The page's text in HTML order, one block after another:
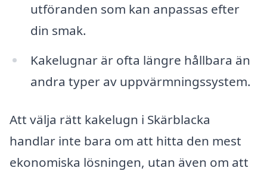
utföranden som kan anpassas efter
din smak.
Kakelugnar är ofta längre hållbara än
andra typer av uppvärmningssystem.
Att välja rätt kakelugn i Skärblacka
handlar inte bara om att hitta den mest
ekonomiska lösningen, utan även om att